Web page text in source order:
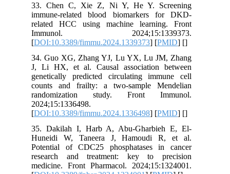
33. Chen C, Xie Z, Ni Y, He Y. Screening
immune-related blood biomarkers for DKD-
related HCC using machine learning. Front
Immunol. 2024;15:1339373.
[DOI:10.3389/fimmu.2024.1339373] [PMID] [
34. Guo XG, Zhang YJ, Lu YX, Lu JM, Zhang
J, Li HX, et al. Causal association between
genetically predicted circulating immune cell
counts and frailty: a two-sample Mendelian
randomization study. Front Immunol.
2024;15:1336498.
[DOI:10.3389/fimmu.2024.1336498] [PMID] [
35. Dakilah I, Harb A, Abu-Gharbieh E, El-
Huneidi W, Taneera J, Hamoudi R, et al.
Potential of CDC25 phosphatases in cancer
research and treatment: key to precision
medicine. Front Pharmacol. 2024;15:1324001.